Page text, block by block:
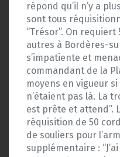
répond qu’il n’y a
sont tous
“Trésor”. On
autres à Bordères-
s’impatiente et
commandant de la
moyens en vigueur
n’étaient pas là. La
est prête et attend”.
réquisition de 50
de souliers pour
supplémentaire :